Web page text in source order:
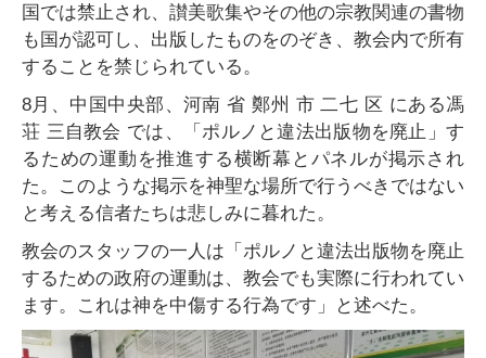
国では禁止され、讃美歌集やその他の宗教関連の書物
も国が認可し、出版したものをのぞき、教会内で所有
することを禁じられている。
8月、中国中央部、河南 省 鄭州 市 二七 区 にある馮
荘 三自教会 では、「ポルノと違法出版物を廃止」す
るための運動を推進する横断幕とパネルが掲示され
た。このような掲示を神聖な場所で行うべきではない
と考える信者たちは悲しみに暮れた。
教会のスタッフの一人は「ポルノと違法出版物を廃止
するための政府の運動は、教会でも実際に行われてい
ます。これは神を中傷する行為です」と述べた。